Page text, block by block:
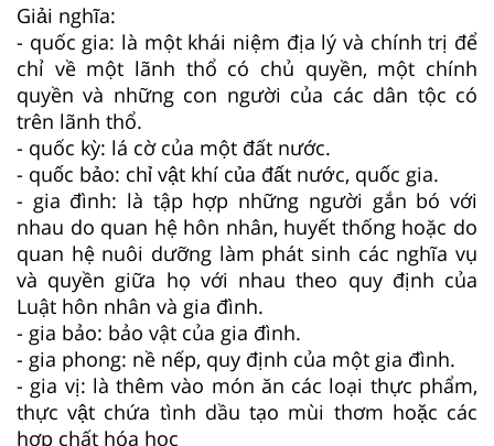
Giải nghĩa:
- quốc gia: là một khái niệm địa lý và chính trị để
chỉ về một lãnh thổ có chủ quyền, một chính
quyền và những con người của các dân tộc có
trên lãnh thổ.
- quốc kỳ: lá cờ của một đất nước.
- quốc bảo: chỉ vật khí của đất nước, quốc gia.
- gia đình: là tập hợp những người gắn bó với
nhau do quan hệ hôn nhân, huyết thống hoặc do
quan hệ nuôi dưỡng làm phát sinh các nghĩa vụ
và quyền giữa họ với nhau theo quy định của
Luật hôn nhân và gia đình.
- gia bảo: bảo vật của gia đình.
- gia phong: nề nếp, quy định của một gia đình.
- gia vị: là thêm vào món ăn các loại thực phẩm,
thực vật chứa tình dầu tạo mùi thơm hoặc các
hợp chất hóa học